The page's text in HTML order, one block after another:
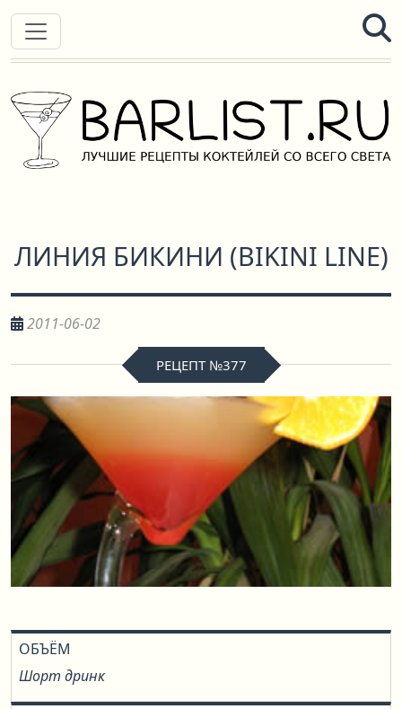
ЛИНИЯ БИКИНИ (BIKINI LINE)
2011-06-02
РЕЦЕПТ №377
ОБЪЁМ
Шорт дринк